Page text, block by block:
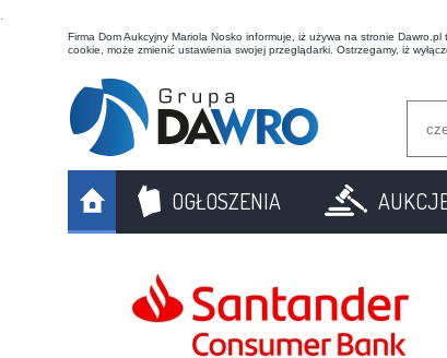
t
Firma Dom Aukcyjny Mariola Nosko informuje, iż używa na stronie
cookie, może zmienić ustawienia swojej przeglądarki. Ostrzegamy, iż
OGŁOSZENIA